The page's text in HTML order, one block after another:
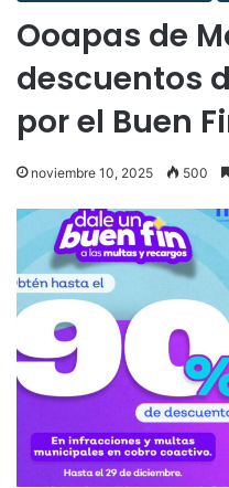
Ooapas de
descuentos
por el Buen
noviembre 10, 2025 500